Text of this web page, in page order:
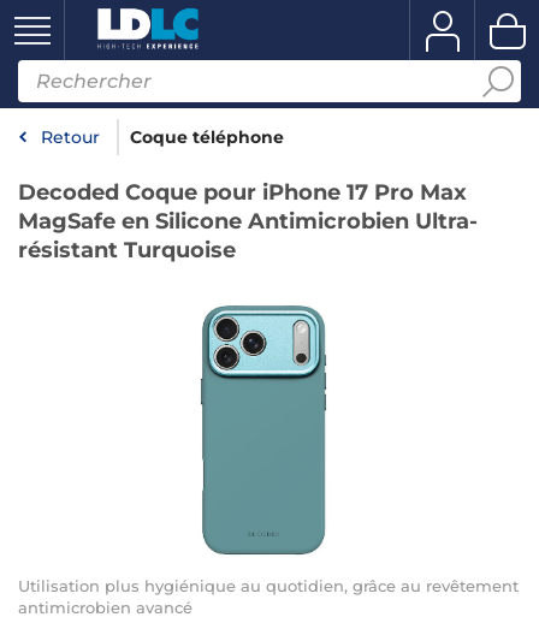
Retour Coque téléphone
Decoded Coque pour iPhone 17 Pro Max
MagSafe en Silicone Antimicrobien Ultra-
résistant Turquoise
Utilisation plus hygiénique au quotidien, grâce au revêtement
antimicrobien avancé